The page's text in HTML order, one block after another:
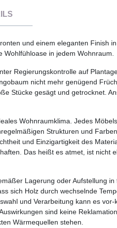
und einem eleganten Finish
in jedem Wohnraum.
Regierungskontrolle auf
nicht mehr genügend
Stücke gesägt und getrocknet.
Wohnraumklima. Jedes
Strukturen und
und Einzigartigkeit des
Das heißt es atmet, ist nicht
Lagerung oder Aufstellung
sich Holz durch wechselnde
und Verarbeitung kann es
sind keine
Wärmequellen stehen.